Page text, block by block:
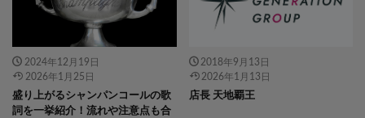
2024年12月19日
2026年1月25日
盛り上がるシャンパンコールの歌
詞を一挙紹介！流れや注意点も合
2018年9月13日
2026年1月13日
店長 天地覇王